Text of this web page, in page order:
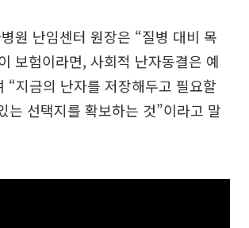
원 난임센터 원장은 “질병 대비 목
보험이라면, 사회적 난자동결은 예
“지금의 난자를 저장해두고 필요할
는 선택지를 확보하는 것”이라고 말